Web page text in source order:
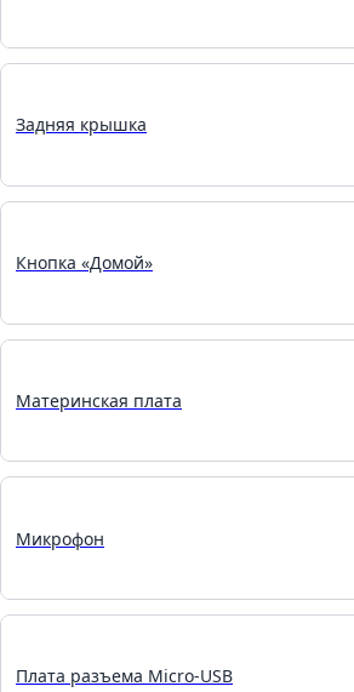
Задняя крышка
Кнопка «Домой»
Материнская плата
Микрофон
Плата разъема Micro-USB